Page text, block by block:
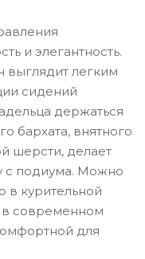
и элегантность.
выглядит легким
сидений
держаться
бархата, внятного
шерсти, делает
с подиума. Можно
в курительной
в современном
для